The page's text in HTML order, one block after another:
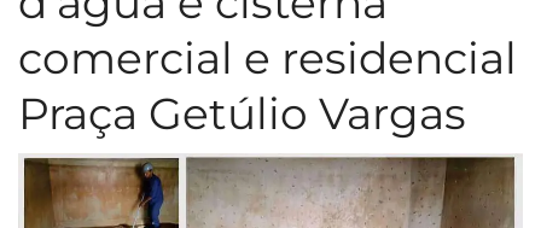
comercial e residencial
Praça Getúlio Vargas